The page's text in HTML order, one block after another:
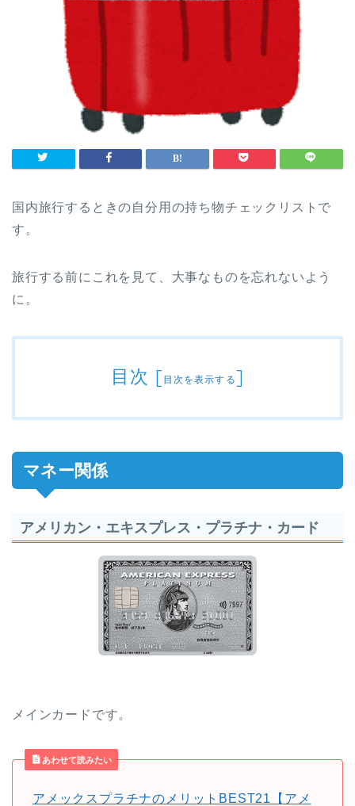
国内旅行するときの自分用の持ち物チェックリストで
す。
旅行する前にこれを見て、大事なものを忘れないよう
に。
目次 [目次を表示する]
マネー関係
アメリカン・エキスプレス・プラチナ・カード
メインカードです。
あわせて読みたい
アメックスプラチナのメリットBEST21【アメ